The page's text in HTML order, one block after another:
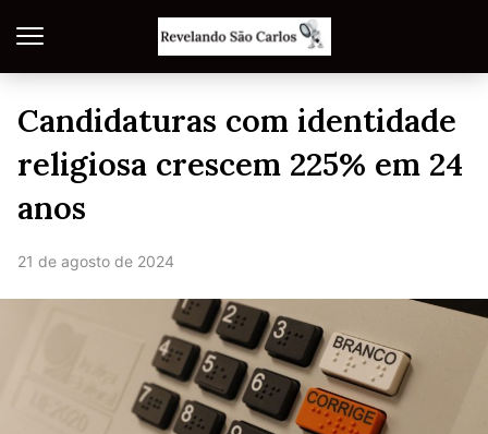
Candidaturas com identidade
religiosa crescem 225% em 24
anos
21 de agosto de 2024